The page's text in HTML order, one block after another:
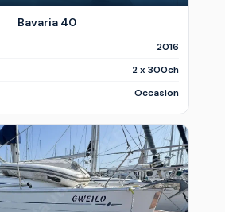
Bavaria 40
2016
2 x 300ch
Occasion